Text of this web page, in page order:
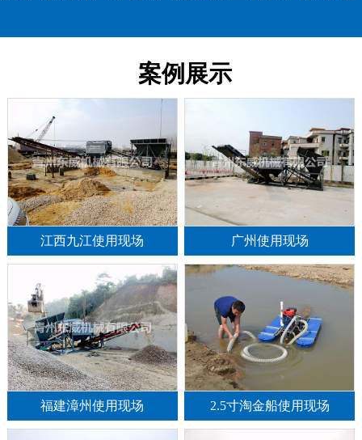
案例展示
江西九江使用现场 广州使用现场
福建漳州使用现场 2.5寸淘金船使用现场